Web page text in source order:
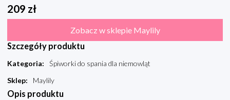
209 zł
Zobacz w sklepie Maylily
Szczegóły produktu
Kategoria:
Śpiworki do spania dla niemowląt
Sklep: Maylily
Opis produktu